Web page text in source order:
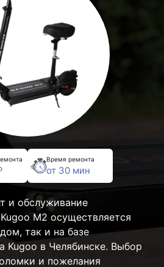
Время ремонта
от 30 мин
и обслуживание
M2 осуществляется
так и на базе
Kugoo в Челябинске. Выбор
и пожелания